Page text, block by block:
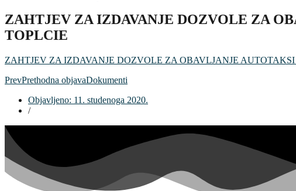
ZAHTJEV ZA IZDAVANJE DOZVOLE ZA
TOPLCIE
ZAHTJEV ZA IZDAVANJE DOZVOLE ZA OBAVLJANJE
PrevPrethodna objavaDokumenti
Objavljeno: 11. studenoga 2020.
/